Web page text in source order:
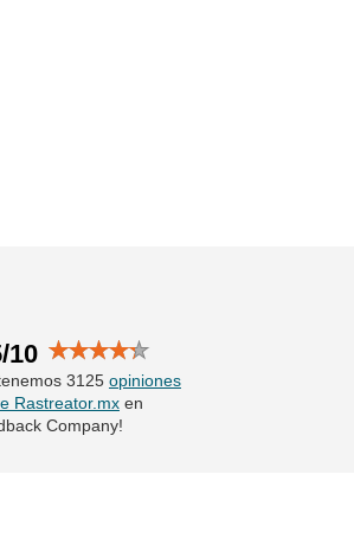
10
3125 opiniones
Rastreator.mxen
Company!